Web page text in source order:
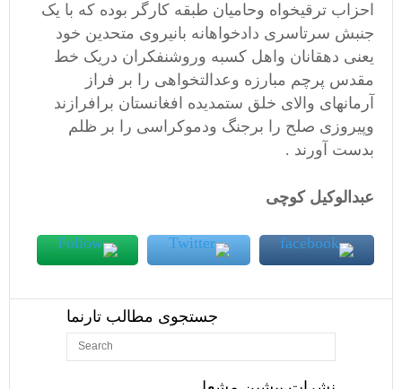
احزاب ترقیخواه وحامیان طبقه کارگر بوده که با یک
جنبش سرتاسری دادخواهانه بانیروی متحدین خود
یعنی دهقانان واهل کسبه وروشنفکران دریک خط
مقدس پرچم مبارزه وعدالتخواهی را بر فراز
آرمانهای والای خلق ستمدیده افغانستان برافرازند
وپیروزی صلح را برجنگ ودموکراسی را بر ظلم
بدست آورند .
عبدالوکیل کوچی
جستجوی مطالب تارنما